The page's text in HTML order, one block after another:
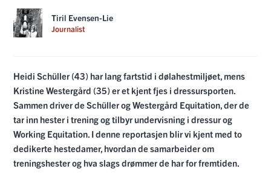
Tiril Evensen-Lie
Journalist
Heidi Schüller (43) har lang fartstid i dølahestmiljøet, mens
Kristine Westergård (35) er et kjent fjes i dressursporten.
Sammen driver de Schüller og Westergård Equitation, der de
tar inn hester i trening og tilbyr undervisning i dressur og
Working Equitation. I denne reportasjen blir vi kjent med to
dedikerte hestedamer, hvordan de samarbeider om
treningshester og hva slags drømmer de har for fremtiden.